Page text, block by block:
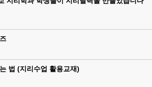
법 (지리수업 활용교재)